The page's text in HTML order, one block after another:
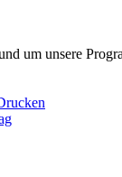
um unsere